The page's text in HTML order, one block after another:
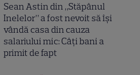
Sean Astin din „Stăpânul
Inelelor” a fost nevoit să își
vândă casa din cauza
salariului mic: Câți bani a
primit de fapt